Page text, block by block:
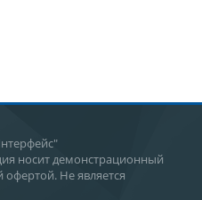
носит демонстрационный
офертой. Не является